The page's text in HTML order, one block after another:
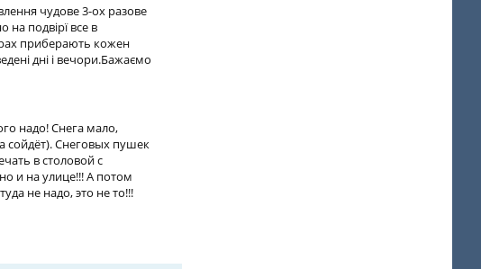
чудове 3-ох разове
подвірї все в
приберають кожен
дні і вечори.Бажаємо
надо! Снега мало,
сойдёт). Снеговых пушек
в столовой с
и на улице!!! А потом
не надо, это не то!!!